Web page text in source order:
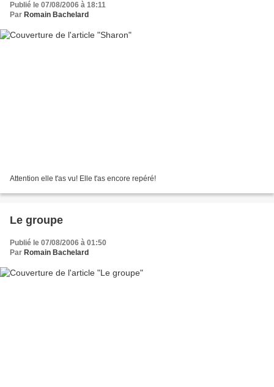
Publié le 07/08/2006 à 18:11
Par Romain Bachelard
Attention elle t'as vu! Elle t'as encore repéré!
Le groupe
Publié le 07/08/2006 à 01:50
Par Romain Bachelard